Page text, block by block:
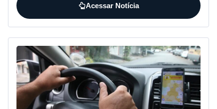
Acessar Notícia